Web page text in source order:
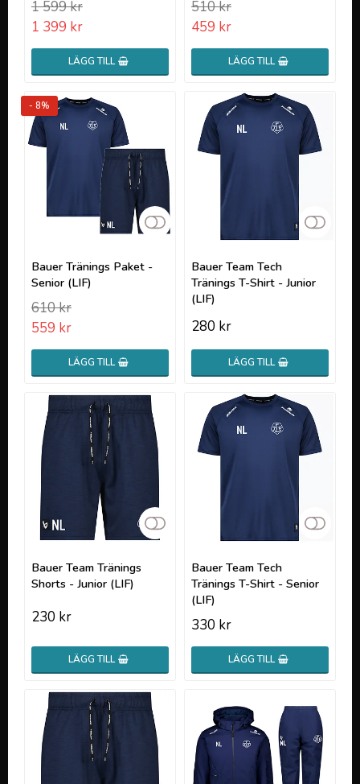
1 599 kr
1 399 kr
LÄGG TILL
510 kr
459 kr
LÄGG TILL
- 8%
Bauer Tränings Paket -
Senior (LIF)
610 kr
559 kr
LÄGG TILL
Bauer Team Tech
Tränings T-Shirt - Junior
(LIF)
280 kr
LÄGG TILL
Bauer Team Tränings
Shorts - Junior (LIF)
230 kr
LÄGG TILL
Bauer Team Tech
Tränings T-Shirt - Senior
(LIF)
330 kr
LÄGG TILL